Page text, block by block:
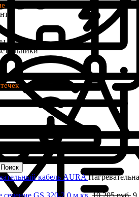
Поиск
кабель AURA
сечение GS 320-2.0 м.кв.10 205руб. 9